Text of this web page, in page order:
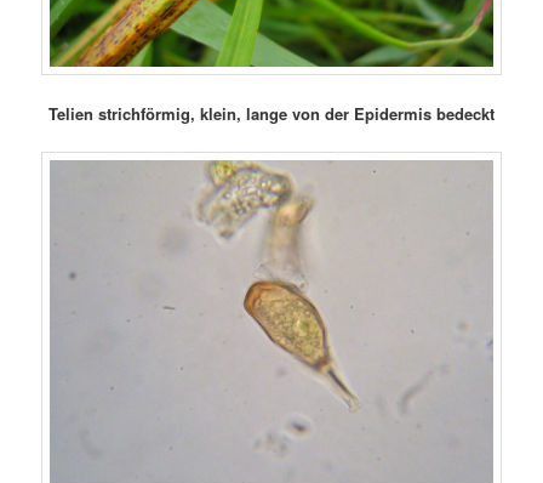
Telien strichförmig, klein, lange von der Epidermis bedeckt